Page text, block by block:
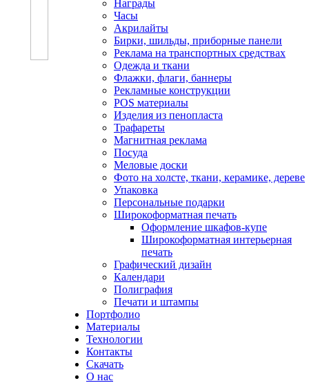
Награды
Часы
Акрилайты
Бирки, шильды, приборные панели
Реклама на транспортных средствах
Одежда и ткани
Флажки, флаги, баннеры
Рекламные конструкции
POS материалы
Изделия из пенопласта
Трафареты
Магнитная реклама
Посуда
Меловые доски
Фото на холсте, ткани, керамике, дереве
Упаковка
Персональные подарки
Широкоформатная печать
Оформление шкафов-купе
Широкоформатная интерьерная
печать
Графический дизайн
Календари
Полиграфия
Печати и штампы
Портфолио
Материалы
Технологии
Контакты
Скачать
О нас